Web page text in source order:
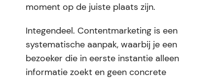
moment op de juiste plaats zijn.
Integendeel. Contentmarketing is een
systematische aanpak, waarbij je een
bezoeker die in eerste instantie alleen
informatie zoekt en geen concrete